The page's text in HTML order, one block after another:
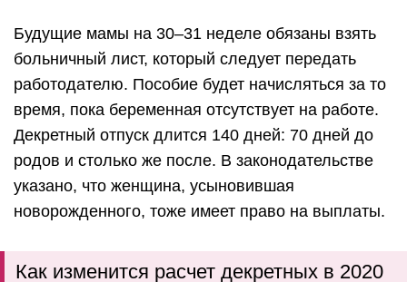
Будущие мамы на 30–31 неделе обязаны взять
больничный лист, который следует передать
работодателю. Пособие будет начисляться за то
время, пока беременная отсутствует на работе.
Декретный отпуск длится 140 дней: 70 дней до
родов и столько же после. В законодательстве
указано, что женщина, усыновившая
новорожденного, тоже имеет право на выплаты.
Как изменится расчет декретных в 2020